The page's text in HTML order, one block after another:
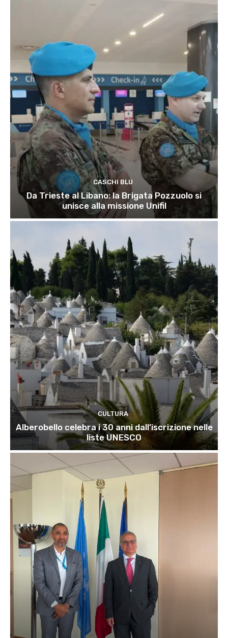
CASCHI BLU
Da Trieste al Libano: la Brigata Pozzuolo si
unisce alla missione Unifil
CULTURA
Alberobello celebra i 30 anni dall’iscrizione nelle
liste UNESCO